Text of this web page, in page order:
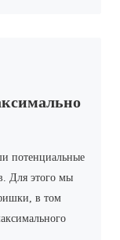
потенциальные
Для этого мы
в том